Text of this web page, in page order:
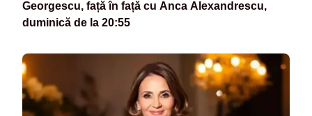
Georgescu, față în față cu Anca Alexandrescu,
duminică de la 20:55